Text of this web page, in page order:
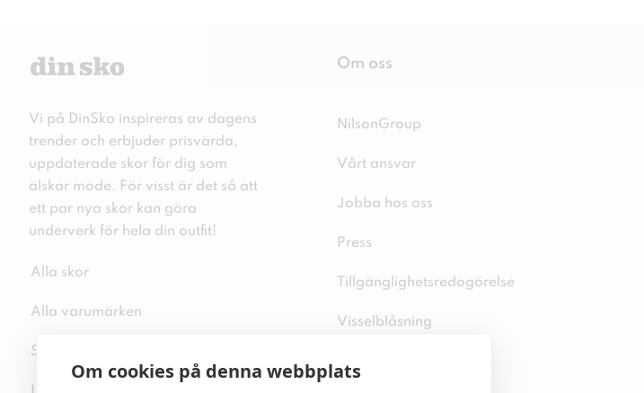
Om cookies på denna webbplats
Vi på DinSko inspireras av dagens
trender och erbjuder prisvärda,
uppdaterade skor för dig som
älskar mode. För visst är det så att
ett par nya skor kan göra
underverk för hela din outfit!
Alla skor
Alla varumärken
Sitemap
Om oss
NilsonGroup
Vårt ansvar
Jobba hos oss
Press
Tillgänglighetsredogörelse
Visselblåsning